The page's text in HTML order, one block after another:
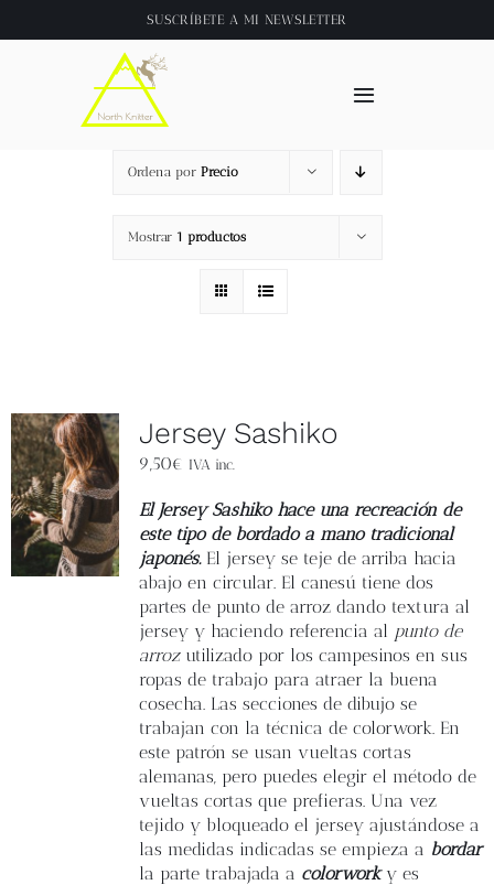
al
SUSCRÍBETE A MI NEWSLETTER
Toggle
Inicio
About
Tienda
Videos
Blog
Contacto
Newsletter
Carrito
Ordena por Precio
Mostrar 1 productos
Jersey Sashiko
9,50€ IVA inc.
El Jersey Sashiko hace una recreación de
este tipo de bordado a mano tradicional
japonés.El jersey se teje de arriba hacia
abajo en circular. El canesú tiene dos
partes de punto de arroz dando textura al
jersey y haciendo referencia al punto de
arrozutilizado por los campesinos en sus
ropas de trabajo para atraer la buena
cosecha. Las secciones de dibujo se
trabajan con la técnica de colorwork. En
este patrón se usan vueltas cortas
alemanas, pero puedes elegir el método de
vueltas cortas que prefieras. Una vez
tejido y bloqueado el jersey ajustándose a
las medidas indicadas se empieza a bordar
la parte trabajada a colorwork y es